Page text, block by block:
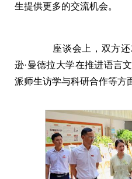
生提供更多的交流机会。
座谈会上，双方还
逊·曼德拉大学在推进语言
派师生访学与科研合作等方